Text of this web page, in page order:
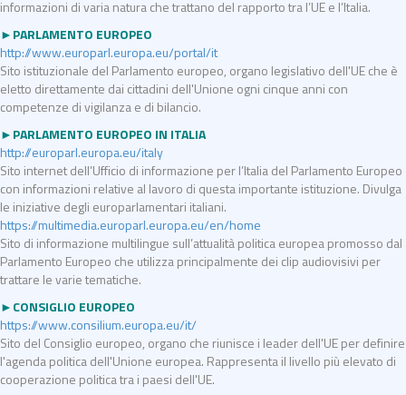
informazioni di varia natura che trattano del rapporto tra l’UE e l’Italia.
►PARLAMENTO EUROPEO
http://www.europarl.europa.eu/portal/it
Sito istituzionale del Parlamento europeo, organo legislativo dell'UE che è
eletto direttamente dai cittadini dell'Unione ogni cinque anni con
competenze di vigilanza e di bilancio.
►PARLAMENTO EUROPEO IN ITALIA
http://europarl.europa.eu/italy
Sito internet dell’Ufficio di informazione per l’Italia del Parlamento Europeo
con informazioni relative al lavoro di questa importante istituzione. Divulga
le iniziative degli europarlamentari italiani.
https://multimedia.europarl.europa.eu/en/home
Sito di informazione multilingue sull’attualità politica europea promosso dal
Parlamento Europeo che utilizza principalmente dei clip audiovisivi per
trattare le varie tematiche.
►CONSIGLIO EUROPEO
https://www.consilium.europa.eu/it/
Sito del Consiglio europeo, organo che riunisce i leader dell'UE per definire
l'agenda politica dell'Unione europea. Rappresenta il livello più elevato di
cooperazione politica tra i paesi dell'UE.